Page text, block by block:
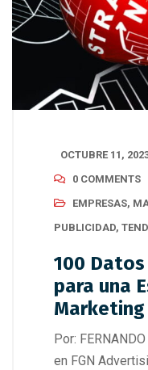
OCTUBRE 11,
0 COMMENTS
EMPRESAS,
PUBLICIDAD,
100
para una
Marketing
Por:
en FGN